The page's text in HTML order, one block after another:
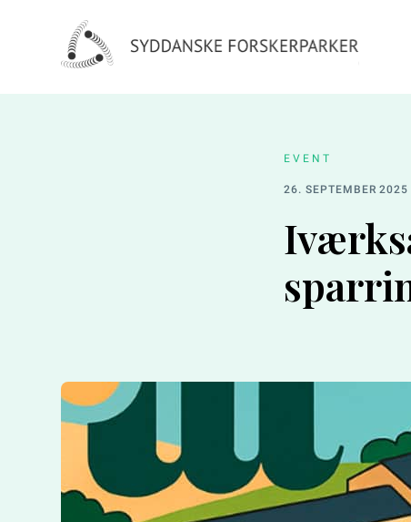
EVENT
26. SEPTEMBER 2025